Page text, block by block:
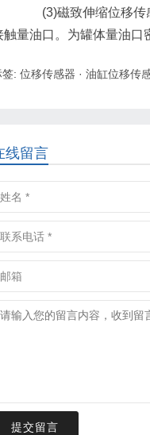
(3)磁致伸缩位移传感
触量油口。为罐体量油口
签: 位移传感器 · 油缸位移传
线留言
提交留言